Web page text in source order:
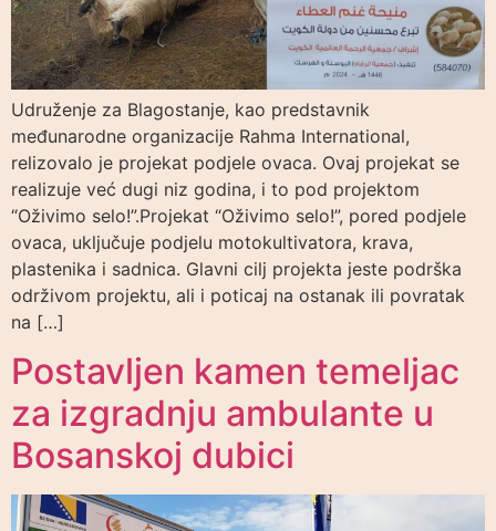
Udruženje za Blagostanje, kao predstavnik
međunarodne organizacije Rahma International,
relizovalo je projekat podjele ovaca. Ovaj projekat se
realizuje već dugi niz godina, i to pod projektom
“Oživimo selo!”.Projekat “Oživimo selo!”, pored podjele
ovaca, uključuje podjelu motokultivatora, krava,
plastenika i sadnica. Glavni cilj projekta jeste podrška
održivom projektu, ali i poticaj na ostanak ili povratak
na […]
Postavljen kamen temeljac
za izgradnju ambulante u
Bosanskoj dubici